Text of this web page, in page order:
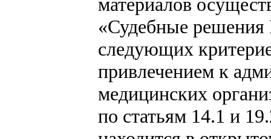
«Судебные решения
следующих
привлечением к
медицинских
по статьям 14.1 и